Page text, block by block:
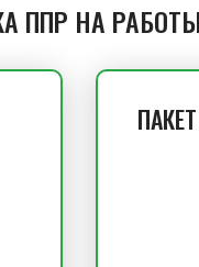
ППР НА